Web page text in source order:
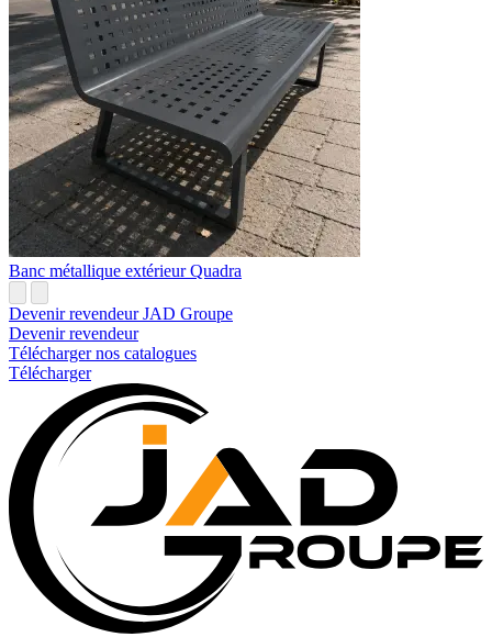
Banc métallique extérieur Quadra
Devenir revendeur JAD Groupe
Devenir revendeur
Télécharger nos catalogues
Télécharger